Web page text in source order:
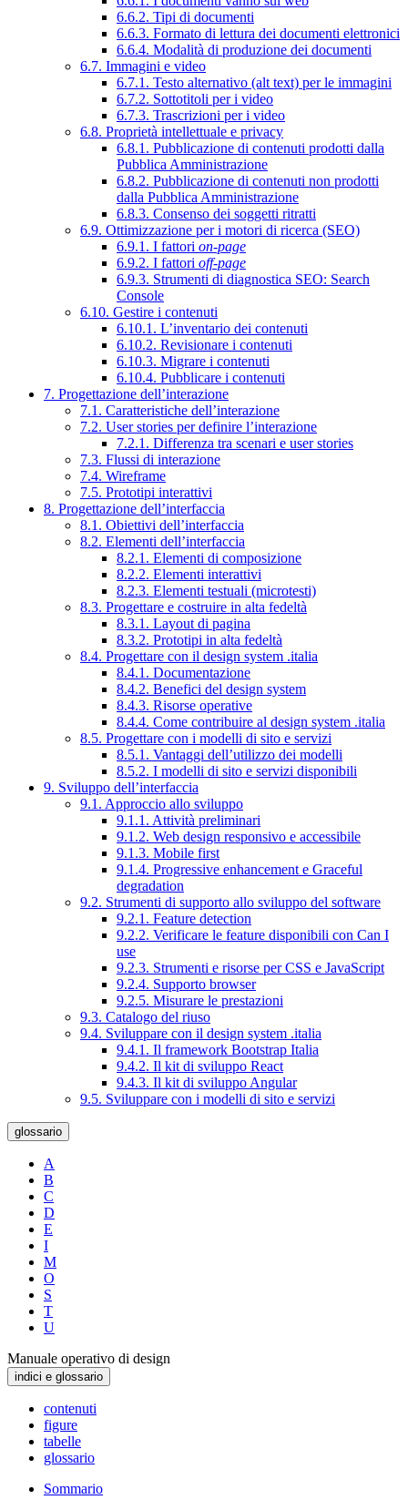
6.6.2. Tipi di documenti
6.6.3. Formato di lettura dei documenti elettronici
6.6.4. Modalità di produzione dei documenti
6.7. Immagini e video
6.7.1. Testo alternativo (alt text) per le immagini
6.7.2. Sottotitoli per i video
6.7.3. Trascrizioni per i video
6.8. Proprietà intellettuale e privacy
6.8.1. Pubblicazione di contenuti prodotti dalla
Pubblica Amministrazione
6.8.2. Pubblicazione di contenuti non prodotti
dalla Pubblica Amministrazione
6.8.3. Consenso dei soggetti ritratti
6.9. Ottimizzazione per i motori di ricerca (SEO)
6.9.1. I fattori on-page
6.9.2. I fattori off-page
6.9.3. Strumenti di diagnostica SEO: Search
Console
6.10. Gestire i contenuti
6.10.1. L’inventario dei contenuti
6.10.2. Revisionare i contenuti
6.10.3. Migrare i contenuti
6.10.4. Pubblicare i contenuti
7. Progettazione dell’interazione
7.1. Caratteristiche dell’interazione
7.2. User stories per definire l’interazione
7.2.1. Differenza tra scenari e user stories
7.3. Flussi di interazione
7.4. Wireframe
7.5. Prototipi interattivi
8. Progettazione dell’interfaccia
8.1. Obiettivi dell’interfaccia
8.2. Elementi dell’interfaccia
8.2.1. Elementi di composizione
8.2.2. Elementi interattivi
8.2.3. Elementi testuali (microtesti)
8.3. Progettare e costruire in alta fedeltà
8.3.1. Layout di pagina
8.3.2. Prototipi in alta fedeltà
8.4. Progettare con il design system .italia
8.4.1. Documentazione
8.4.2. Benefici del design system
8.4.3. Risorse operative
8.4.4. Come contribuire al design system .italia
8.5. Progettare con i modelli di sito e servizi
8.5.1. Vantaggi dell’utilizzo dei modelli
8.5.2. I modelli di sito e servizi disponibili
9. Sviluppo dell’interfaccia
9.1. Approccio allo sviluppo
9.1.1. Attività preliminari
9.1.2. Web design responsivo e accessibile
9.1.3. Mobile first
9.1.4. Progressive enhancement e Graceful
degradation
9.2. Strumenti di supporto allo sviluppo del software
9.2.1. Feature detection
9.2.2. Verificare le feature disponibili con Can I
use
9.2.3. Strumenti e risorse per CSS e JavaScript
9.2.4. Supporto browser
9.2.5. Misurare le prestazioni
9.3. Catalogo del riuso
9.4. Sviluppare con il design system .italia
9.4.1. Il framework Bootstrap Italia
9.4.2. Il kit di sviluppo React
9.4.3. Il kit di sviluppo Angular
9.5. Sviluppare con i modelli di sito e servizi
glossario
A
B
C
D
E
I
M
O
S
T
U
Manuale operativo di design
indici e glossario
contenuti
figure
tabelle
glossario
Sommario